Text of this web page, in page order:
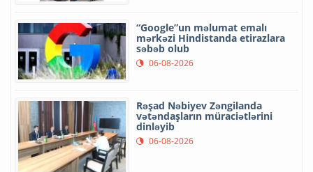
“Google”un məlumat emalı
mərkəzi Hindistanda etirazlara
səbəb olub
06-08-2026
Rəşad Nəbiyev Zəngilanda
vətəndaşların müraciətlərini
dinləyib
06-08-2026